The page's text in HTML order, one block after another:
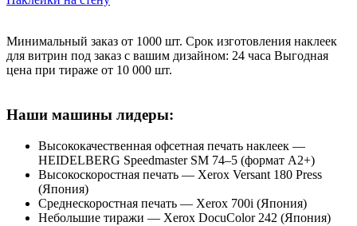
Минимальный заказ от 1000 шт. Срок изготовления наклеек
для витрин под заказ с вашим дизайном: 24 часа Выгодная
цена при тираже от 10 000 шт.
Наши машины лидеры:
Высококачественная офсетная печать наклеек —
HEIDELBERG Speedmaster SM 74–5 (формат А2+)
Высокоскоростная печать — Xerox Versant 180 Press
(Япония)
Среднескоростная печать — Xerox 700i (Япония)
Небольшие тиражи — Xerox DocuColor 242 (Япония)